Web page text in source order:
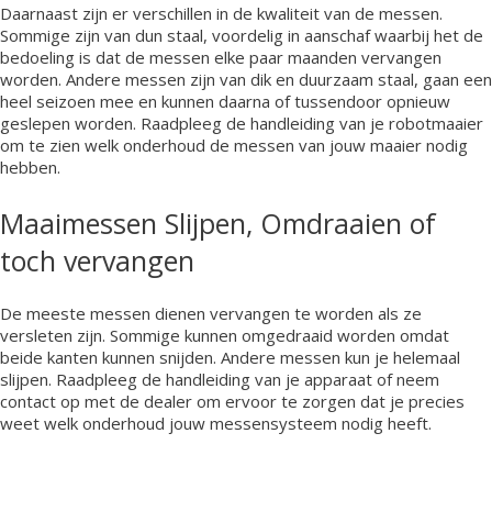
Daarnaast zijn er verschillen in de kwaliteit van de messen.
Sommige zijn van dun staal, voordelig in aanschaf waarbij het de
bedoeling is dat de messen elke paar maanden vervangen
worden. Andere messen zijn van dik en duurzaam staal, gaan een
heel seizoen mee en kunnen daarna of tussendoor opnieuw
geslepen worden. Raadpleeg de handleiding van je robotmaaier
om te zien welk onderhoud de messen van jouw maaier nodig
hebben.
Maaimessen Slijpen, Omdraaien of
toch vervangen
De meeste messen dienen vervangen te worden als ze
versleten zijn. Sommige kunnen omgedraaid worden omdat
beide kanten kunnen snijden. Andere messen kun je helemaal
slijpen. Raadpleeg de handleiding van je apparaat of neem
contact op met de dealer om ervoor te zorgen dat je precies
weet welk onderhoud jouw messensysteem nodig heeft.